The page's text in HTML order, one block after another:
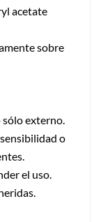
acetate
sobre
externo.
o
el uso.